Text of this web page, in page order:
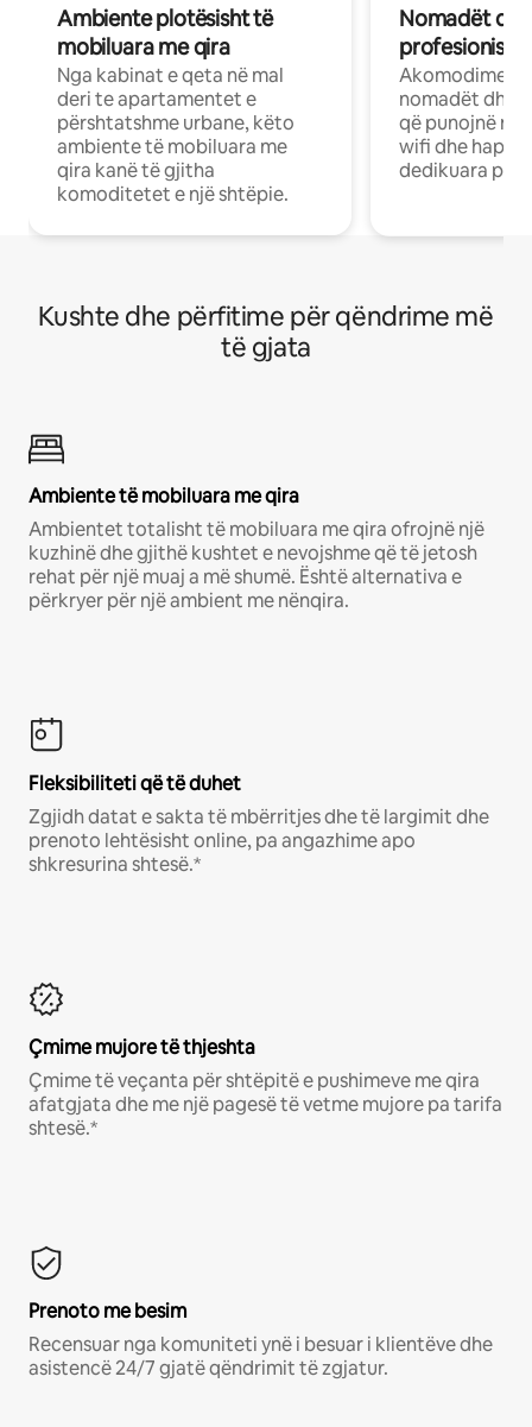
Ambiente plotësisht të
mobiluara me qira
Nga kabinat e qeta në mal
deri te apartamentet e
përshtatshme urbane, këto
ambiente të mobiluara me
qira kanë të gjitha
komoditetet e një shtëpie.
Nomadët
Akomodime
nomadët dhe
që punojnë në
wifi dhe
dedikuara
Kushte dhe përfitime për qëndrime më
të gjata
Ambiente të mobiluara me qira
Ambientet totalisht të mobiluara me qira ofrojnë një
kuzhinë dhe gjithë kushtet e nevojshme që të jetosh
rehat për një muaj a më shumë. Është alternativa e
përkryer për një ambient me nënqira.
Fleksibiliteti që të duhet
Zgjidh datat e sakta të mbërritjes dhe të largimit dhe
prenoto lehtësisht online, pa angazhime apo
shkresurina shtesë.*
Çmime mujore të thjeshta
Çmime të veçanta për shtëpitë e pushimeve me qira
afatgjata dhe me një pagesë të vetme mujore pa tarifa
shtesë.*
Prenoto me besim
Recensuar nga komuniteti ynë i besuar i klientëve dhe
asistencë 24/7 gjatë qëndrimit të zgjatur.